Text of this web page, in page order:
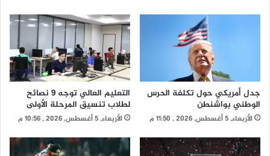
جدل أمريكي حول تكلفة الحرس
الوطني بواشنطن
الأربعاء, 5 أغسطس, 2026 , 11:50 م
التعليم العالي توجه 9 نصائح
لطلاب تنسيق المرحلة الأولى
الأربعاء, 5 أغسطس, 2026 , 10:56 م